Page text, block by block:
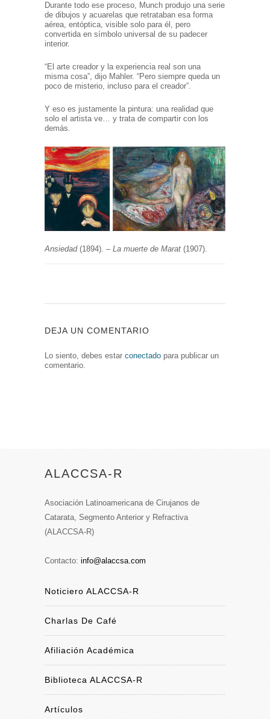
Durante todo ese proceso, Munch produjo una serie
de dibujos y acuarelas que retrataban esa forma
aérea, entóptica, visible solo para él, pero
convertida en símbolo universal de su padecer
interior.
“El arte creador y la experiencia real son una
misma cosa”, dijo Mahler. “Pero siempre queda un
poco de misterio, incluso para el creador”.
Y eso es justamente la pintura: una realidad que
solo el artista ve… y trata de compartir con los
demás.
Ansiedad (1894). – La muerte de Marat (1907).
DEJA UN COMENTARIO
Lo siento, debes estar conectado para publicar un
comentario.
ALACCSA-R
Asociación Latinoamericana de Cirujanos de
Catarata, Segmento Anterior y Refractiva
(ALACCSA-R)
Contacto: info@alaccsa.com
Noticiero ALACCSA-R
Charlas De Café
Afiliación Académica
Biblioteca ALACCSA-R
Artículos